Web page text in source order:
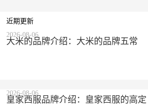
近期更新
大米的品牌介绍：大米的品牌五常
2026-08-06
皇家西服品牌介绍：皇家西服的高定
2026-08-06